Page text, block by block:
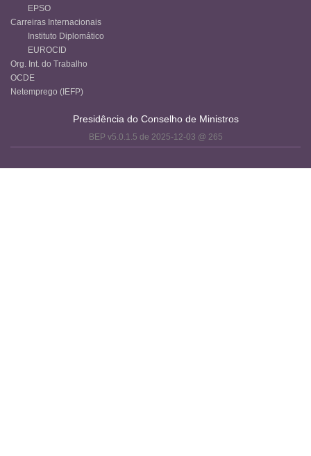
EPSO
Carreiras Internacionais
Instituto Diplomático
EUROCID
Org. Int. do Trabalho
OCDE
Netemprego (IEFP)
Presidência do Conselho de Ministros
BEP v5.0.1.5 de 2025-12-03 @ 265